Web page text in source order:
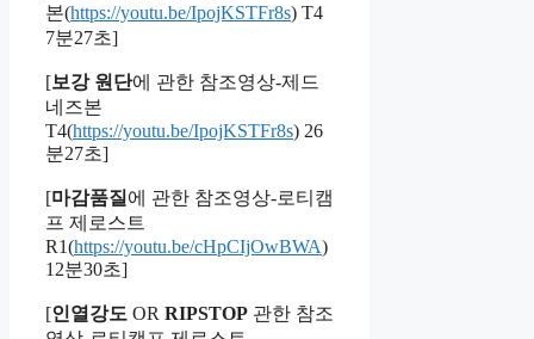
본(https://youtu.be/IpojKSTFr8s) T4
7분27초]
[보강 원단에 관한 참조영상-제드
네즈본
T4(https://youtu.be/IpojKSTFr8s) 26
분27초]
[마감품질 에 관한 참조영상-로티캠
프 제로스트
R1(https://youtu.be/cHpCIjOwBWA)
12분30초]
[인열강도 OR RIPSTOP 관한 참조